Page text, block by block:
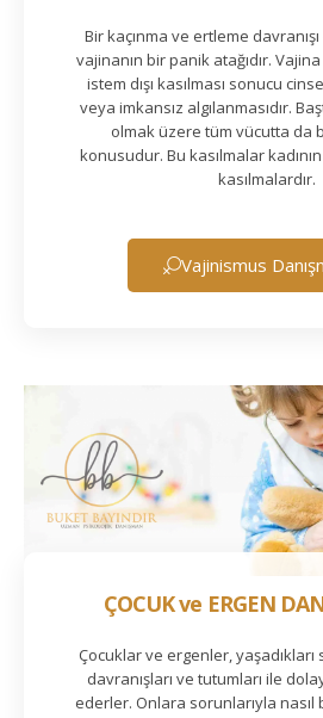
Bir kaçınma ve ertleme
vajinanın bir panik atağıdır.
istem dışı kasılması sonucu
veya imkansız algılanmasıdır.
olmak üzere tüm vücutta da
konusudur. Bu kasılmalar
kasılmalardır.
Vajinismus
ÇOCUK ve ERGEN
Çocuklar ve ergenler,
davranışları ve tutumları ile
ederler. Onlara sorunlarıyla nasıl